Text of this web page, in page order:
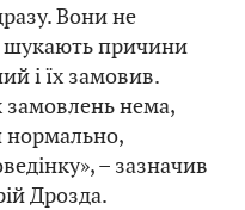
Вони не
шукають причини
і їх замовив.
замовлень нема,
нормально,
– зазначив
Дрозда.